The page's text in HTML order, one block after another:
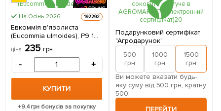
На Осінь-2026 192292
Евкоммія в'язолиста
(Eucommia ulmoides), Р9 1
саджанець в упаковці
ціна 235 грн
- +
КУПИТИ
+9.4грн бонусів за покупку
Подарунковий сертифікат
"Агродарунок"
500
грн
1000
грн
1500
грн
Ви можете вказати будь-
яку суму від 500 грн, кратну
500.